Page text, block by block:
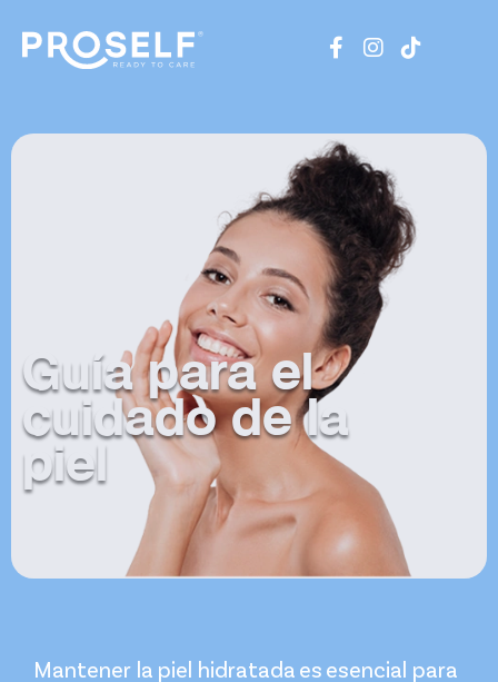
Guía para el
cuidado de la
piel
Mantener la piel hidratada es esencial para